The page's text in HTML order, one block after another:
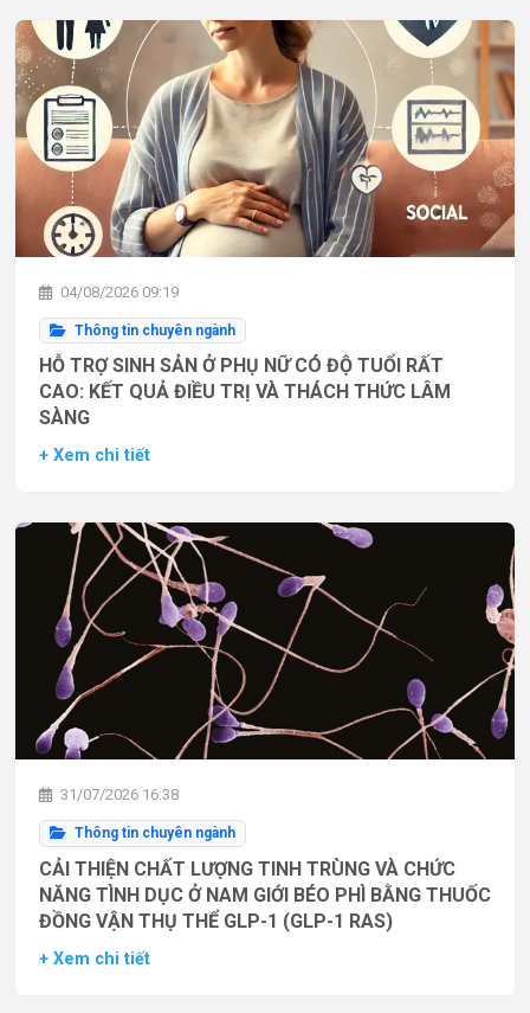
04/08/2026 09:19
Thông tin chuyên ngành
HỖ TRỢ SINH SẢN Ở PHỤ NỮ CÓ ĐỘ TUỔI RẤT
CAO: KẾT QUẢ ĐIỀU TRỊ VÀ THÁCH THỨC LÂM
SÀNG
+ Xem chi tiết
31/07/2026 16:38
Thông tin chuyên ngành
CẢI THIỆN CHẤT LƯỢNG TINH TRÙNG VÀ CHỨC
NĂNG TÌNH DỤC Ở NAM GIỚI BÉO PHÌ BẰNG THUỐC
ĐỒNG VẬN THỤ THỂ GLP-1 (GLP-1 RAS)
+ Xem chi tiết